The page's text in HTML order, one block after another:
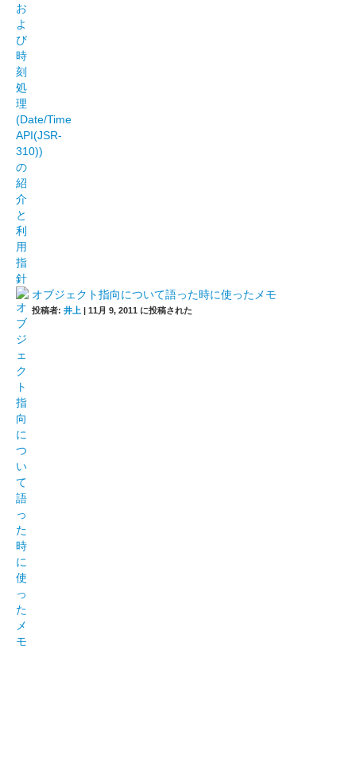
オブジェクト指向について語った時に使ったメモ
投稿者: 井上 | 11月 9, 2011 に投稿された